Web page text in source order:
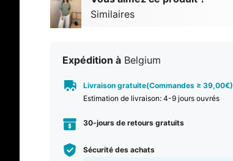
Similaires
Expédition à Belgium
Livraison gratuite(Commandes ≥ 39,00€)
Estimation de livraison: 4-9 jours ouvrés
30-jours de retours gratuits
Sécurité des achats